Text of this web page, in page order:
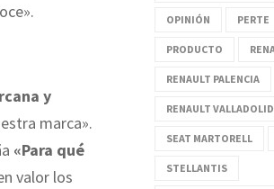
y
marca».
«Para qué
valor los
OPINIÓN PERTE
PRODUCTO
RENAULT PALENCIA
RENAULT VALLADOLID
SEAT MARTORELL
STELLANTIS